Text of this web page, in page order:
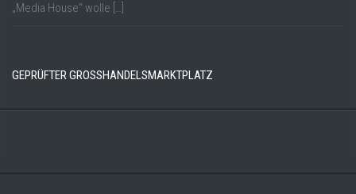
„Media House“ wolle […]
GEPRÜFTER GROSSHANDELSMARKTPLATZ